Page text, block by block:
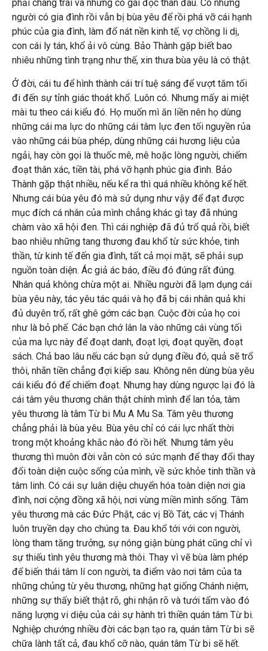
phải chàng trai và những cô gái độc thân đâu. Có những
người có gia đình rồi vẫn bị bùa yêu để rồi phá vỡ cái hạnh
phúc của gia đình, làm đổ nát nền kinh tế, vợ chồng li dị,
con cái ly tán, khổ ải vô cùng. Bảo Thành gặp biết bao
nhiêu những tình trạng như thế, xin thưa bùa yêu là có thật.
Ở đời, cái tu để hình thành cái trí tuệ sáng để vượt tăm tối
đi đến sự tỉnh giác thoát khổ. Luôn có. Nhưng mấy ai miệt
mài tu theo cái kiểu đó. Họ muốn mì ăn liền nên họ dùng
những cái ma lực do những cái tâm lực đen tối nguyền rủa
vào những cái bùa phép, dùng những cái hương liệu của
ngải, hay còn gọi là thuốc mê, mê hoặc lòng người, chiếm
đoạt thân xác, tiền tài, phá vỡ hạnh phúc gia đình. Bảo
Thành gặp thật nhiều, nếu kể ra thì quá nhiều không kể hết.
Nhưng cái bùa yêu đó mà sử dụng như vậy để đạt được
mục đích cá nhân của mình chẳng khác gì tay đã nhúng
chàm vào xã hội đen. Thì cái nghiệp đã đủ trổ quả rồi, biết
bao nhiêu những tang thương đau khổ từ sức khỏe, tinh
thần, từ kinh tế đến gia đình, tất cả mọi mặt, sẽ phải sụp
nguồn toàn diện. Ác giả ác báo, điều đó đúng rất đúng.
Nhân quả không chừa một ai. Nhiều người đã lạm dụng cái
bùa yêu này, tác yêu tác quái và họ đã bị cái nhân quả khi
đủ duyên trổ, rất ghê gớm các bạn. Cuộc đời của họ coi
như là bỏ phế. Các bạn chớ lân la vào những cái vùng tối
của ma lực này để đoạt danh, đoạt lợi, đoạt quyền, đoạt
sách. Chả bao lâu nếu các bạn sử dụng điều đó, quả sẽ trổ
thôi, nhãn tiền chẳng đợi kiếp sau. Không nên dùng bùa yêu
cái kiểu đó để chiếm đoạt. Nhưng hay dùng ngược lại đó là
cái tâm yêu thương chân thật chính mình để lan tỏa, tâm
yêu thương là tâm Từ bi Mu A Mu Sa. Tâm yêu thương
chẳng phải là bùa yêu. Bùa yêu chỉ có cái lực nhất thời
trong một khoảng khắc nào đó rồi hết. Nhưng tâm yêu
thương thì muôn đời vẫn còn có sức mạnh để thay đổi thay
đổi toàn diện cuộc sống của mình, về sức khỏe tinh thần và
tâm linh. Có cái sự luân diệu chuyển hóa toàn diện nơi gia
đình, nơi cộng đồng xã hội, nơi vùng miền mình sống. Tâm
yêu thương mà các Đức Phật, các vị Bồ Tát, các vị Thánh
luôn truyền dạy cho chúng ta. Đau khổ tới với con người,
lòng tham tăng trưởng, sự nóng giận bùng phát cũng chỉ vì
sự thiếu tình yêu thương mà thôi. Thay vì vẽ bùa làm phép
để biến thái tâm lí con người, ta điểm vào nơi tâm của ta
những chủng từ yêu thương, những hạt giống Chánh niệm,
những sự thấy biết thật rõ, ghi nhận rõ và tưới tẩm vào đó
năng lượng vi diệu của cái sự hành trì thiền quán tâm Từ bi.
Nghiệp chướng nhiều đời các bạn tạo ra, quán tâm Từ bi sẽ
chữa lành tất cả, đau khổ cỡ nào, quán tâm Từ bi sẽ hết.